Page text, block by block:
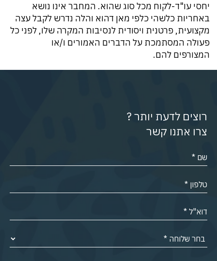
יחסי עו"ד-לקוח מכל סוג שהוא. המחבר אינו נושא
באחריות כלשהי כלפי מאן דהוא והלה נדרש לקבל עצה
מקצועית, פרטנית ויסודית לנסיבות המקרה שלו, לפני כל
פעולה המסתמכת על הדברים האמורים ו/או
המצורפים להם.
רוצים לדעת יותר ?
צרו אתנו קשר